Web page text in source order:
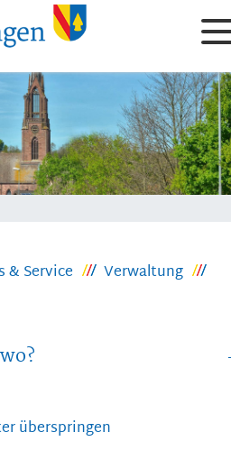
& Service
Verwaltung
überspringen